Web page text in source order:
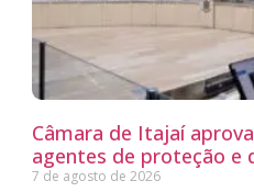
Câmara de Itajaí
agentes de proteção e
7 de agosto de 2026